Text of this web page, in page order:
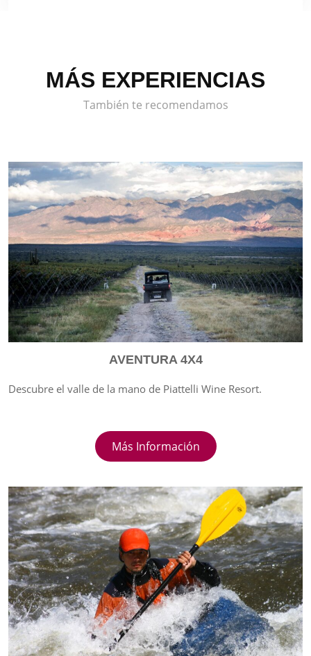
MÁS EXPERIENCIAS
También te recomendamos
AVENTURA 4X4
Descubre el valle de la mano de Piattelli Wine Resort.
Más Información